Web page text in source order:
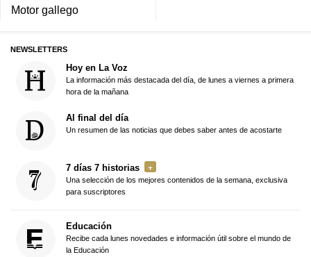
Motor gallego
NEWSLETTERS
Hoy en La Voz
La información más destacada del día, de lunes a viernes a primera
hora de la mañana
Al final del día
Un resumen de las noticias que debes saber antes de acostarte
7 días 7 historias
Una selección de los mejores contenidos de la semana, exclusiva
para suscriptores
Educación
Recibe cada lunes novedades e información útil sobre el mundo de
la Educación